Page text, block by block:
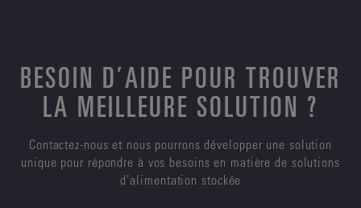
BESOIN D’AIDE POUR TROUVER
LA MEILLEURE SOLUTION ?
Contactez-nous et nous pourrons développer une solution
unique pour répondre à vos besoins en matière de solutions
d’alimentation stockée